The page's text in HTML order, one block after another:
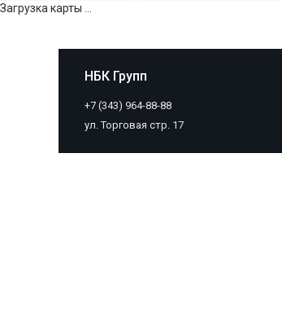
НБК Групп
+7 (343) 964-88-88
ул. Торговая стр. 17
Загрузка карты ...